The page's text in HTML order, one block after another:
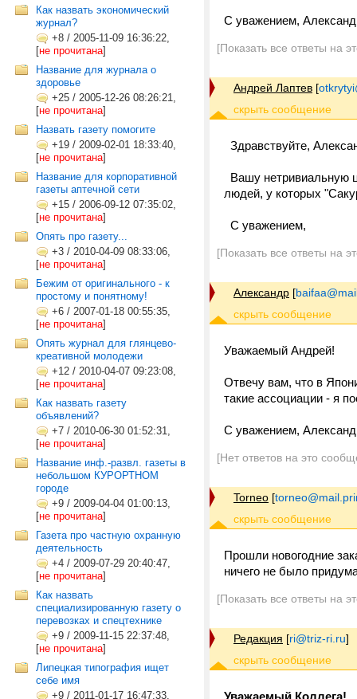
Как назвать экономический
журнал?
+8 / 2005-11-09 16:36:22,
[не прочитана]
Название для журнала о
здоровье
+25 / 2005-12-26 08:26:21,
[не прочитана]
Назвать газету помогите
+19 / 2009-02-01 18:33:40,
[не прочитана]
Название для корпоративной
газеты аптечной сети
+15 / 2006-09-12 07:35:02,
[не прочитана]
Опять про газету...
+3 / 2010-04-09 08:33:06,
[не прочитана]
Бежим от оригинального - к
простому и понятному!
+6 / 2007-01-18 00:55:35,
[не прочитана]
Опять журнал для глянцево-
креативной молодежи
+12 / 2010-04-07 09:23:08,
[не прочитана]
Как назвать газету
объявлений?
+7 / 2010-06-30 01:52:31,
[не прочитана]
Название инф.-развл. газеты в
небольшом КУРОРТНОМ
городе
+9 / 2009-04-04 01:00:13,
[не прочитана]
Газета про частную охранную
деятельность
+4 / 2009-07-29 20:40:47,
[не прочитана]
Как назвать
специализированную газету о
перевозках и спецтехнике
+9 / 2009-11-15 22:37:48,
[не прочитана]
Липецкая типография ищет
себе имя
+9 / 2011-01-17 16:47:33,
С уважением,
[Показать все ответы на
Андрей Лаптев [
Здравствуйте,
Вашу нетривиальную
людей, у которых
С уважением,
[Показать все ответы на
Александр [
Уважаемый Андрей!
Отвечу вам, что в
такие ассоциации - я
С уважением,
[Нет ответов на это
Torneo [
Прошли новогодние
ничего не было
[Показать все ответы на
Редакция [ri@triz-ri.ru]
Уважаемый Коллега!